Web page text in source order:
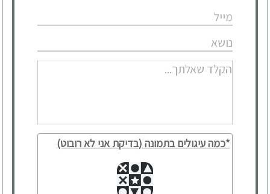
*כמה עיגולים בתמונה (בדיקת אני לא רובוט)